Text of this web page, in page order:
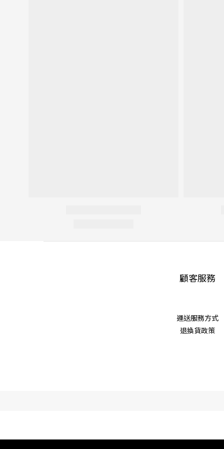
顧客服務
運送服務方式
退換貨政策